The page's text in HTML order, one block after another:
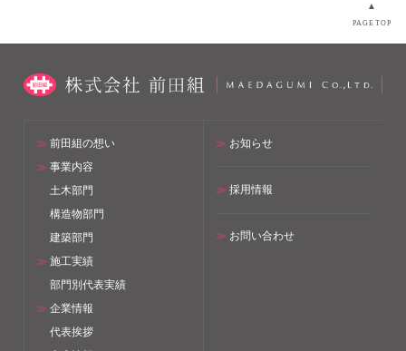
▲
PAGETOP
≫ 前田組の想い
≫ 事業内容
土木部門
構造物部門
建築部門
≫ 施工実績
部門別代表実績
≫ 企業情報
代表挨拶
≫ お知らせ
≫ 採用情報
≫ お問い合わせ